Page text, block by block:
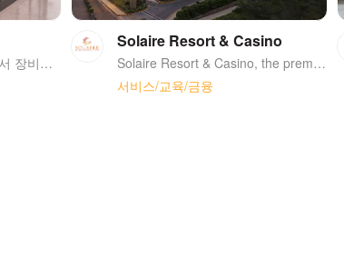
공기질 모니터링용 IOT 센서 장비를 생산하며 AI 소프트웨어로 공기질을 분석, 제공 합니다
Solaire Resort & Casino
Solaire Resort & Casino, the premiere integrated destination resort in Manila's Entertainment City. A 5-time recipient of the prestigious 5-Star Award from Forbes Travel Guide. Solaire currently operates two distinctive towers, the Bay Tower and the Sky Tower with 800 opulent rooms, suites and bay side villas. Solaire has 15 extensive dining options, bars and lounges. The property’s two-level gaming space features the latest electronic table games and slot machines. State-of the art lyric theatre that showcases the world's most popular concerts and musicals.
서비스/교육/금융